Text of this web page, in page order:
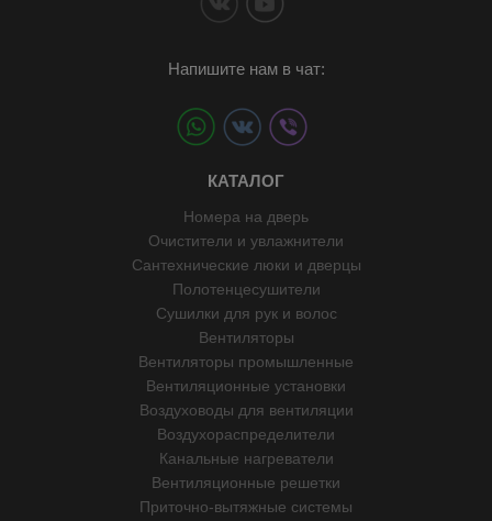
Напишите нам в чат:
КАТАЛОГ
Номера на дверь
Очистители и увлажнители
Сантехнические люки и дверцы
Полотенцесушители
Сушилки для рук и волос
Вентиляторы
Вентиляторы промышленные
Вентиляционные установки
Воздуховоды для вентиляции
Воздухораспределители
Канальные нагреватели
Вентиляционные решетки
Приточно-вытяжные системы